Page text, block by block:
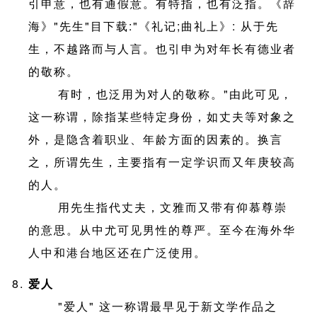
引申意，也有通假意。有特指，也有泛指。《辞
海》"先生"目下载:"《礼记;曲礼上》: 从于先
生，不越路而与人言。也引申为对年长有德业者
的敬称。
有时，也泛用为对人的敬称。"由此可见，
这一称谓，除指某些特定身份，如丈夫等对象之
外，是隐含着职业、年龄方面的因素的。换言
之，所谓先生，主要指有一定学识而又年庚较高
的人。
用先生指代丈夫，文雅而又带有仰慕尊崇
的意思。从中尤可见男性的尊严。至今在海外华
人中和港台地区还在广泛使用。
爱人
"爱人" 这一称谓最早见于新文学作品之